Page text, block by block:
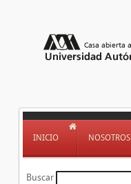
INICIO NOSOTROS
Buscar